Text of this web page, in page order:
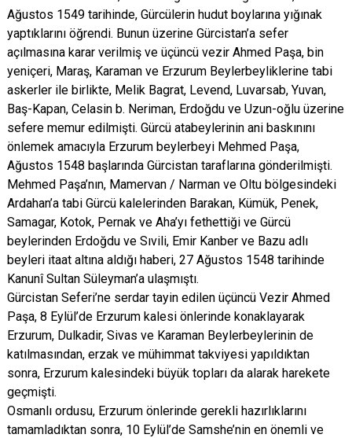
Ağustos 1549 tarihinde, Gürcülerin hudut boylarına yığınak
yaptıklarını öğrendi. Bunun üzerine Gürcistan’a sefer
açılmasına karar verilmiş ve üçüncü vezir Ahmed Paşa, bin
yeniçeri, Maraş, Karaman ve Erzurum Beylerbeyliklerine tabi
askerler ile birlikte, Melik Bagrat, Levend, Luvarsab, Yuvan,
Baş-Kapan, Celasin b. Neriman, Erdoğdu ve Uzun-oğlu üzerine
sefere memur edilmişti. Gürcü atabeylerinin ani baskınını
önlemek amacıyla Erzurum beylerbeyi Mehmed Paşa,
Ağustos 1548 başlarında Gürcistan taraflarına gönderilmişti.
Mehmed Paşa’nın, Mamervan / Narman ve Oltu bölgesindeki
Ardahan’a tabi Gürcü kalelerinden Barakan, Kümük, Penek,
Samagar, Kotok, Pernak ve Aha’yı fethettiği ve Gürcü
beylerinden Erdoğdu ve Sıvili, Emir Kanber ve Bazu adlı
beyleri itaat altına aldığı haberi, 27 Ağustos 1548 tarihinde
Kanunî Sultan Süleyman’a ulaşmıştı.
Gürcistan Seferi’ne serdar tayin edilen üçüncü Vezir Ahmed
Paşa, 8 Eylül’de Erzurum kalesi önlerinde konaklayarak
Erzurum, Dulkadir, Sivas ve Karaman Beylerbeylerinin de
katılmasından, erzak ve mühimmat takviyesi yapıldıktan
sonra, Erzurum kalesindeki büyük topları da alarak harekete
geçmişti.
Osmanlı ordusu, Erzurum önlerinde gerekli hazırlıklarını
tamamladıktan sonra, 10 Eylül’de Samshe’nin en önemli ve